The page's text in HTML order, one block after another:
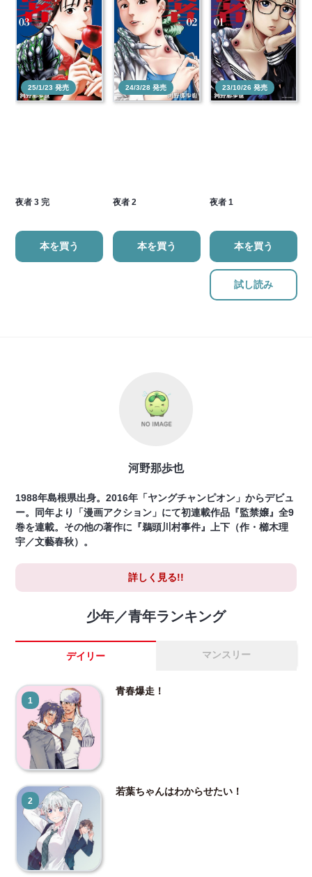
25/1/23 発売
夜者 3 完
本を買う
24/3/28 発売
夜者 2
本を買う
23/10/26 発売
夜者 1
本を買う
試し読み
河野那歩也
1988年島根県出身。2016年「ヤングチャンピオン」からデビュ
ー。同年より「漫画アクション」にて初連載作品『監禁嬢』全9
巻を連載。その他の著作に『鵜頭川村事件』上下（作・櫛木理
宇／文藝春秋）。
詳しく見る!!
少年／青年ランキング
デイリー マンスリー
1
青春爆走！
2
若葉ちゃんはわからせたい！